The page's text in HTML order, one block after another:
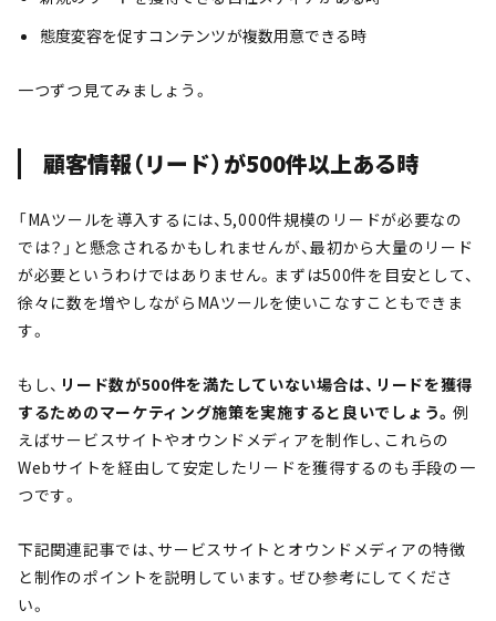
態度変容を促すコンテンツが複数用意できる時
一つずつ見てみましょう。
顧客情報（リード）が500件以上ある時
「MAツールを導入するには、5,000件規模のリードが必要なの
では？」と懸念されるかもしれませんが、最初から大量のリード
が必要というわけではありません。まずは500件を目安として、
徐々に数を増やしながらMAツールを使いこなすこともできま
す。
もし、 リード数が500件を満たしていない場合は、リードを獲得
するためのマーケティング施策を実施すると良いでしょう。 例
えばサービスサイトやオウンドメディアを制作し、これらの
Webサイトを経由して安定したリードを獲得するのも手段の一
つです。
下記関連記事では、サービスサイトとオウンドメディアの特徴
と制作のポイントを説明しています。ぜひ参考にしてくださ
い。